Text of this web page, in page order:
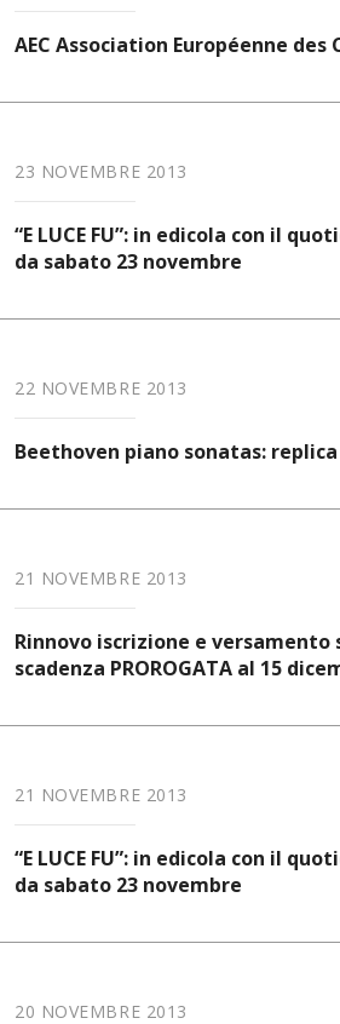
AEC Association Européenne
23 NOVEMBRE 2013
“E LUCE FU”: in edicola con il
da sabato 23 novembre
22 NOVEMBRE 2013
Beethoven piano sonatas:
21 NOVEMBRE 2013
Rinnovo iscrizione e versamento
scadenza PROROGATA al 15
21 NOVEMBRE 2013
“E LUCE FU”: in edicola con il
da sabato 23 novembre
20 NOVEMBRE 2013